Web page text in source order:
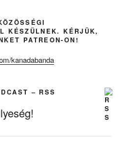
KÉSZÜLNEK. KÉRJÜK,
PATREON-ON!
– RSS